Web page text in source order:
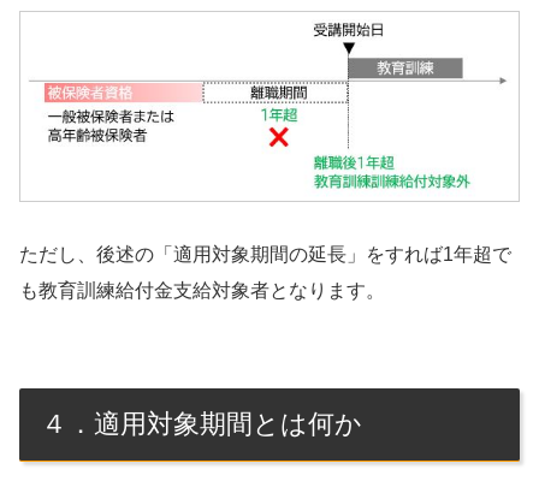
ただし、後述の「適用対象期間の延長」をすれば1年超で
も教育訓練給付金支給対象者となります。
４．適用対象期間とは何か